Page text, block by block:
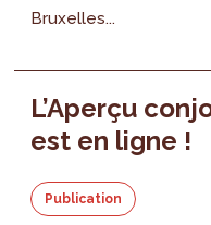
Bruxelles...
L’Aperçu
est en ligne !
Publication